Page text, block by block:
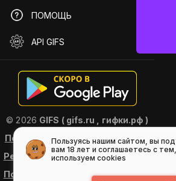
ПОМОЩЬ
API GIFS
© 2026 GIFS ( gifs.ru , гифки.рф )
Пользовательское соглашение
Рекомендательные технологии
Политика конфиденциальности
Пользуясь нашим сайтом, вы
вам 18 лет и соглашаетесь с
используем cookies